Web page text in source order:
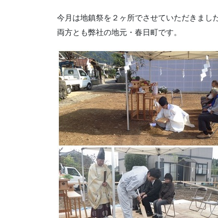
今月は地鎮祭を２ヶ所でさせていただきまし
両方とも弊社の地元・春日町です。